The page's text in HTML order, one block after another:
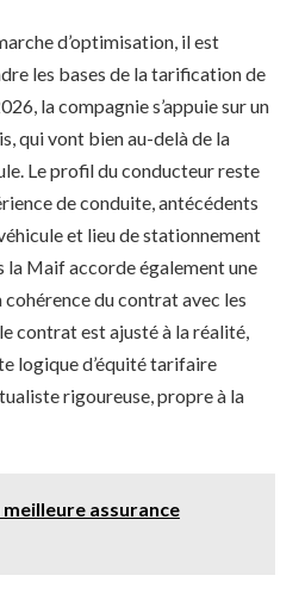
d’optimisation, il est
les bases de la tarification de
la compagnie s’appuie sur un
qui vont bien au-delà de la
Le profil du conducteur reste
de conduite, antécédents
et lieu de stationnement
la Maif accorde également une
du contrat avec les
contrat est ajusté à la réalité,
logique d’équité tarifaire
rigoureuse, propre à la
assurance